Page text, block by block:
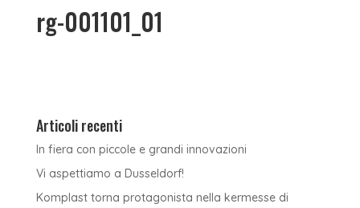
rg-001101_01
Articoli recenti
In fiera con piccole e grandi innovazioni
Vi aspettiamo a Dusseldorf!
Komplast torna protagonista nella kermesse di